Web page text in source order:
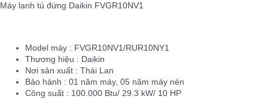
Máy lạnh tủ đứng Daikin FVGR10NV1
Model máy : FVGR10NV1/RUR10NY1
Thương hiệu : Daikin
Nơi sản xuất : Thái Lan
Bảo hành : 01 năm máy, 05 năm máy nén
Công suất : 100.000 Btu/ 29.3 kW/ 10 HP